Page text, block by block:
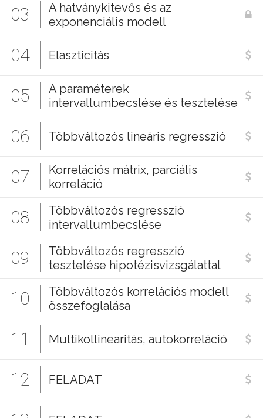
03
A hatványkitevős és az
exponenciális modell
04 Elaszticitás
05
A paraméterek
intervallumbecslése és tesztelése
06 Többváltozós lineáris regresszió
07
Korrelációs mátrix, parciális
korreláció
08
Többváltozós regresszió
intervallumbecslése
09
Többváltozós regresszió
tesztelése hipotézisvizsgálattal
10
Többváltozós korrelációs modell
összefoglalása
11 Multikollinearitás, autokorreláció
12 FELADAT